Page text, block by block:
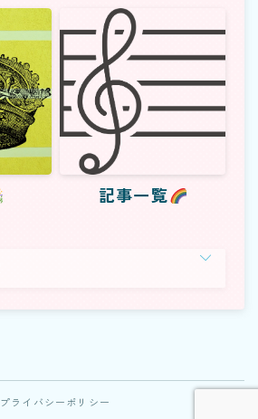
記事一覧
記事一覧
プライバシーポリシー